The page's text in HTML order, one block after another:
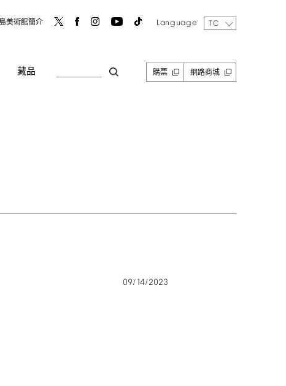
美術館簡介 Language TC
藏品 購票 網路商城
09/14/2023